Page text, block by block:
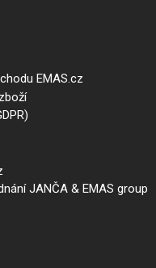
EMAS.cz
JANČA & EMAS group